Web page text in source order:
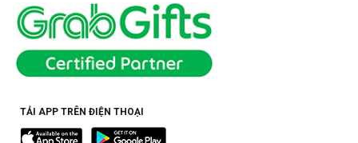
TẢI APP TRÊN ĐIỆN THOẠI